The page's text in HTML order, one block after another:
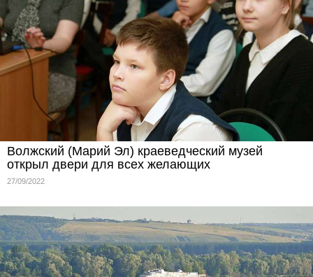
Волжский (Марий Эл) краеведческий музей
открыл двери для всех желающих
27/09/2022